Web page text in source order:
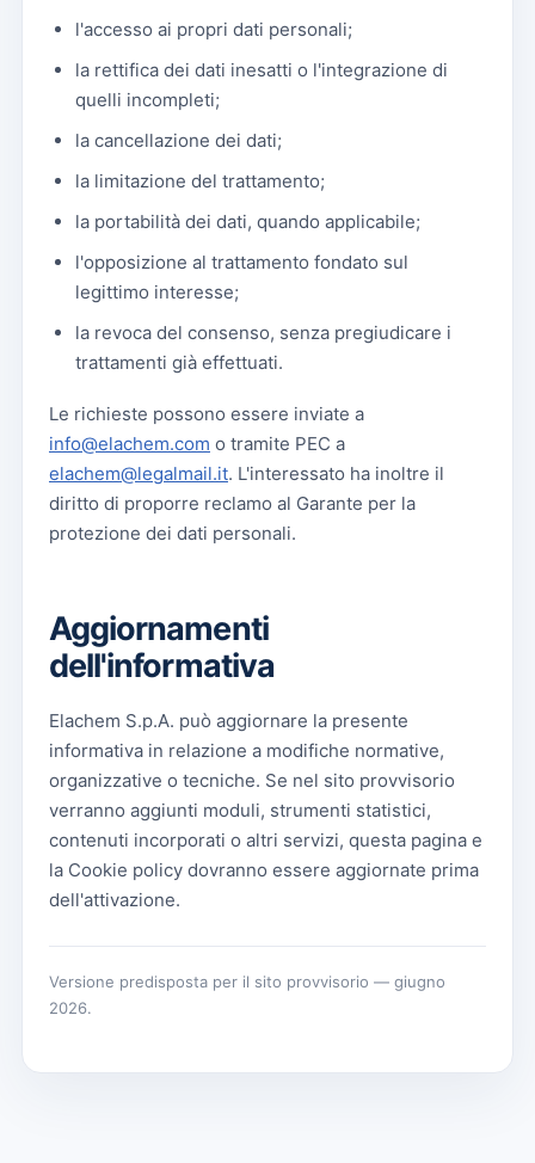
l'accesso ai propri dati personali;
la rettifica dei dati inesatti o l'integrazione di
quelli incompleti;
la cancellazione dei dati;
la limitazione del trattamento;
la portabilità dei dati, quando applicabile;
l'opposizione al trattamento fondato sul
legittimo interesse;
la revoca del consenso, senza pregiudicare i
trattamenti già effettuati.
Le richieste possono essere inviate a
info@elachem.com o tramite PEC a
elachem@legalmail.it. L'interessato ha inoltre il
diritto di proporre reclamo al Garante per la
protezione dei dati personali.
Aggiornamenti
dell'informativa
Elachem S.p.A. può aggiornare la presente
informativa in relazione a modifiche normative,
organizzative o tecniche. Se nel sito provvisorio
verranno aggiunti moduli, strumenti statistici,
contenuti incorporati o altri servizi, questa pagina e
la Cookie policy dovranno essere aggiornate prima
dell'attivazione.
Versione predisposta per il sito provvisorio — giugno
2026.